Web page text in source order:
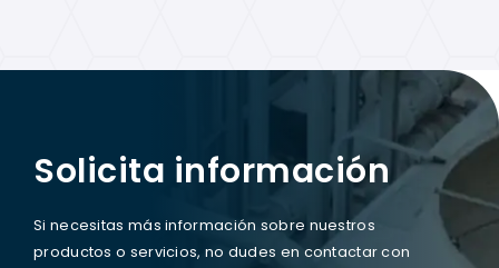
Solicita información
Si necesitas más información sobre nuestros
productos o servicios, no dudes en contactar con